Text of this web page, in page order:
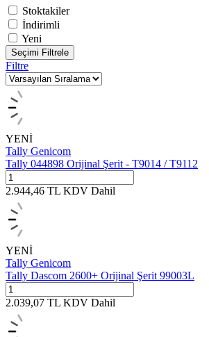
Stoktakiler
İndirimli
Yeni
Seçimi Filtrele
Filtre
YENİ
Tally Genicom
Tally 044898 Orijinal Şerit - T9014 / T9112
2.944,46 TL KDV Dahil
YENİ
Tally Genicom
Tally Dascom 2600+ Orijinal Şerit 99003L
2.039,07 TL KDV Dahil